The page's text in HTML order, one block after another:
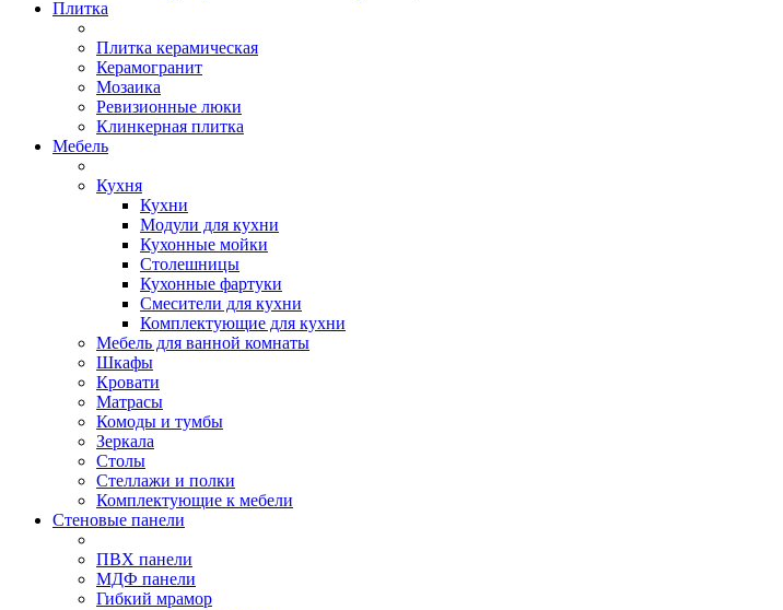
Плитка
Плитка керамическая
Керамогранит
Мозаика
Ревизионные люки
Клинкерная плитка
Мебель
Кухня
Кухни
Модули для кухни
Кухонные мойки
Столешницы
Кухонные фартуки
Смесители для кухни
Комплектующие для кухни
Мебель для ванной комнаты
Шкафы
Кровати
Матрасы
Комоды и тумбы
Зеркала
Столы
Стеллажи и полки
Комплектующие к мебели
Стеновые панели
ПВХ панели
МДФ панели
Гибкий мрамор